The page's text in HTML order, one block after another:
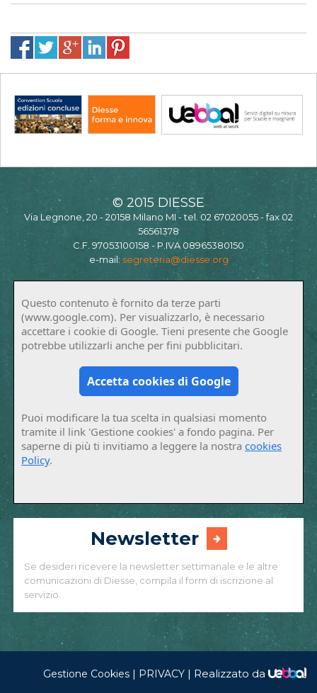
© 2015 DIESSE
Via Legnone, 20 - 20158 Milano MI - tel. 02 67020055 - fax 02
56561378
C.F. 97053100158 - P.IVA 08965380150
e-mail: segreteria@diesse.org
Questo contenuto è fornito da terze parti
(www.google.com). Per visualizzarlo, è necessario
accettare i cookie di Google. Tieni presente che Google
potrebbe utilizzarli anche per fini pubblicitari.
Accetta cookies di Google
Puoi modificare la tua scelta in qualsiasi momento
tramite il link 'Gestione cookies' a fondo pagina. Per
saperne di più ti invitiamo a leggere la nostracookies
Policy.
Newsletter
Se desideri ricevere la newsletter settimanale e le altre
comunicazioni di Diesse, compila il form di iscrizione al
servizio.
Gestione Cookies | PRIVACY | Realizzato da